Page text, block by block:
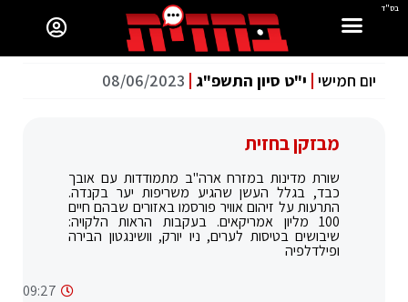
בס"ד
יום חמישי י"ט סיון התשפ"ג 08/06/2023
מבזקן בחזית
שורת מדינות במזרח ארה"ב מתמודדות עם אובך
כבד, בגלל העשן שהגיע משריפות יער בקנדה.
התרעות על זיהום אוויר פורסמו באזורים שבהם חיים
100 מליון אמריקאים. בעקבות הראות הלקויה:
שיבושים בטיסות לערים, ניו יורק, וושינגטון הבירה
ופילדלפיה
09:27